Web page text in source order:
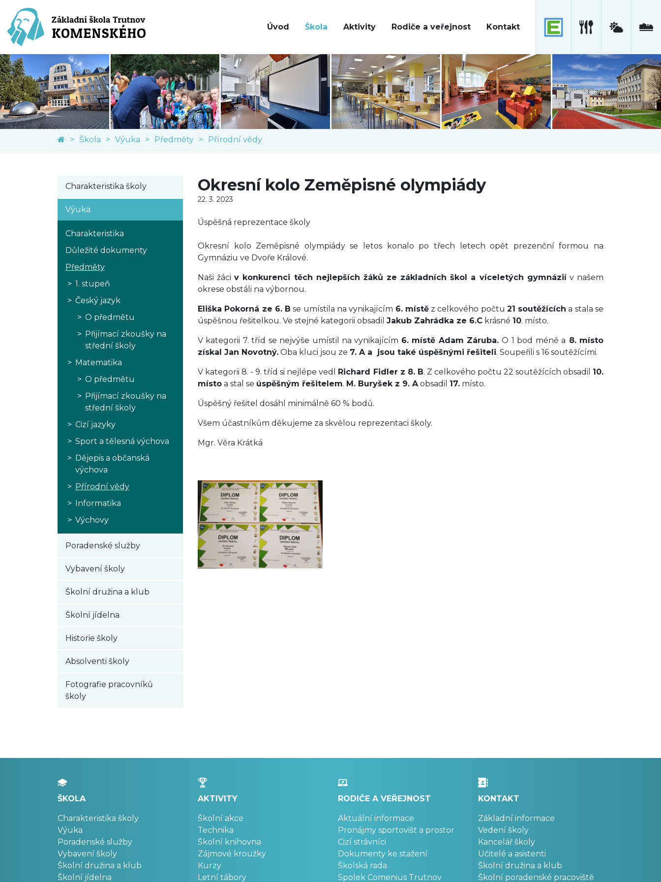
Úvod Škola Aktivity Rodiče a veřejnost Kontakt
Škola Výuka Předměty Přírodní vědy
Charakteristika školy
Výuka
Charakteristika
Důležité dokumenty
Předměty
1. stupeň
Český jazyk
O předmětu
Přijímací zkoušky na
střední školy
Matematika
O předmětu
Přijímací zkoušky na
střední školy
Cizí jazyky
Sport a tělesná výchova
Dějepis a občanská
výchova
Přírodní vědy
Informatika
Výchovy
Poradenské služby
Vybavení školy
Školní družina a klub
Školní jídelna
Historie školy
Absolventi školy
Fotografie pracovníků
školy
Okresní kolo Zeměpisné olympiády
22. 3. 2023
Úspěšná reprezentace školy
Okresní kolo Zeměpisné olympiády se letos konalo po třech letech opět prezenční formou na
Gymnáziu ve Dvoře Králové.
Naši žáciv konkurenci těch nejlepších žáků ze základních škol a víceletých gymnáziív našem
okrese obstáli na výbornou.
Eliška Pokorná ze 6. B se umístila na vynikajícím 6. místěz celkového počtu 21 soutěžících a stala se
úspěšnou řešitelkou. Ve stejné kategorii obsadil Jakub Zahrádka ze 6.C krásné 10. místo.
V kategorii 7. tříd se nejvýše umístil na vynikajícím 6. místě Adam Záruba.O 1 bod méně a 8. místo
získal Jan Novotný. Oba kluci jsou ze 7. A a jsou také úspěšnými řešiteli. Soupeřili s 16 soutěžícími.
V kategorii 8. - 9. tříd si nejlépe vedl Richard Fidler z 8. B. Z celkového počtu 22 soutěžících obsadil 10.
místo a stal se úspěšným řešitelem. M. Buryšek z 9. Aobsadil 17. místo.
Úspěšný řešitel dosáhl minimálně 60 % bodů.
Všem účastníkům děkujeme za skvělou reprezentaci školy.
Mgr. Věra Krátká
ŠKOLA
Charakteristika školy
Výuka
Poradenské služby
Vybavení školy
Školní družina a klub
Školní jídelna
AKTIVITY
Školní akce
Technika
Školní knihovna
Zájmové kroužky
Kurzy
Letní tábory
RODIČE A VEŘEJNOST
Aktuální informace
Pronájmy sportovišť a prostor
Cizí strávníci
Dokumenty ke stažení
Školská rada
Spolek Comenius Trutnov
KONTAKT
Základní informace
Vedení školy
Kancelář školy
Učitelé a asistenti
Školní družina a klub
Školní poradenské pracoviště